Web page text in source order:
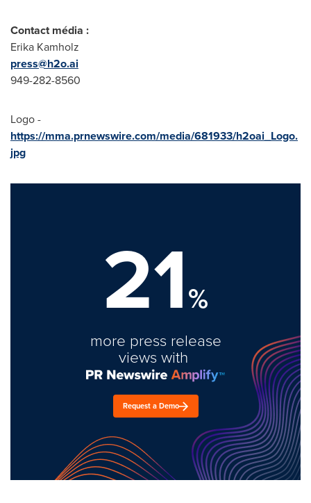
Contact média :
Erika Kamholz
press@h2o.ai
949-282-8560
Logo -
https://mma.prnewswire.com/media/681933/h2oai_Logo.
jpg
21%
more press release
views with
Request a Demo